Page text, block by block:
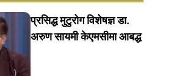
प्रसिद्ध मुटुरोग विशेषज्ञ डा.
अरुण सायमी केएमसीमा आबद्ध